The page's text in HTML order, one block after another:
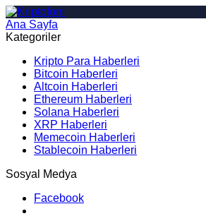
Ana Sayfa
Kategoriler
Kripto Para Haberleri
Bitcoin Haberleri
Altcoin Haberleri
Ethereum Haberleri
Solana Haberleri
XRP Haberleri
Memecoin Haberleri
Stablecoin Haberleri
Sosyal Medya
Facebook